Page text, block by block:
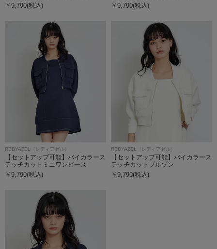
￥9,790(税込)
￥9,790(税込)
REDYAZEL（レディアゼル）
【セットアップ可能】バイカラース
テッチカットミニワンピース
￥9,790(税込)
REDYAZEL（レディアゼル）
【セットアップ可能】バイカラース
テッチカットブルゾン
￥9,790(税込)